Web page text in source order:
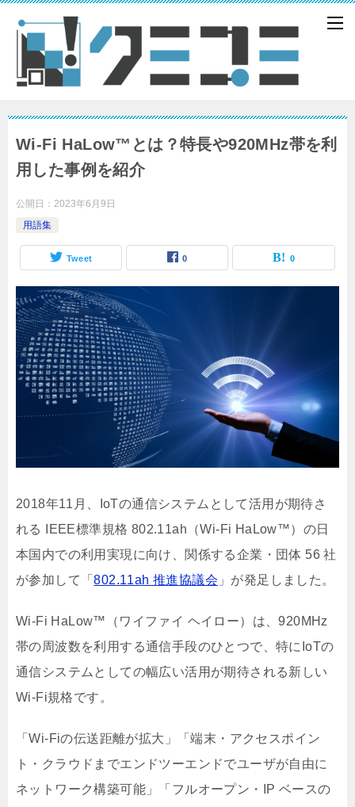
Wi-Fi HaLow™とは？特長や920MHz帯を利
用した事例を紹介
公開日： 2023年6月9日
用語集
Tweet 0 0
2018年11月、IoTの通信システムとして活用が期待さ
れる IEEE標準規格 802.11ah（Wi-Fi HaLow™）の日
本国内での利用実現に向け、関係する企業・団体 56 社
が参加して「802.11ah 推進協議会 」が発足しました。
Wi-Fi HaLow™（ワイファイ ヘイロー）は、920MHz
帯の周波数を利用する通信手段のひとつで、特にIoTの
通信システムとしての幅広い活用が期待される新しい
Wi-Fi規格です。
「Wi-Fiの伝送距離が拡大」「端末・アクセスポイン
ト・クラウドまでエンドツーエンドでユーザが自由に
ネットワーク構築可能」「フルオープン・IP ベースの